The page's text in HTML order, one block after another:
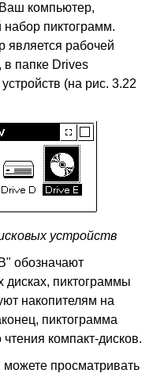
Ваш компьютер,
набор пиктограмм.
является рабочей
в папке Drives
(на рис. 3.22
устройств
обозначают
дисках, пиктограммы
накопителям на
пиктограмма
компакт-дисков.
просматривать